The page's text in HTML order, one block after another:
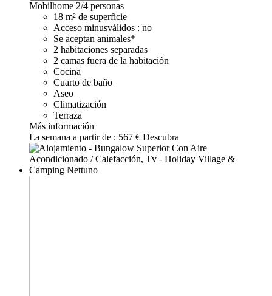
Mobilhome 2/4 personas
18 m² de superficie
Acceso minusválidos : no
Se aceptan animales*
2 habitaciones separadas
2 camas fuera de la habitación
Cocina
Cuarto de baño
Aseo
Climatización
Terraza
Más información
La semana a partir de : 567 € Descubra